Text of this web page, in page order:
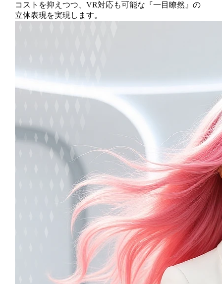
コストを抑えつつ、VR対応も可能な『一目瞭然』の
立体表現を実現します。